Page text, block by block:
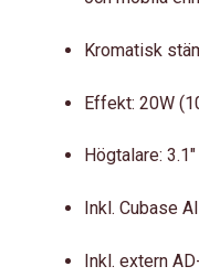
Kromatisk
Effekt: 20W
Högtalare:
Inkl. Cubase
Inkl. extern